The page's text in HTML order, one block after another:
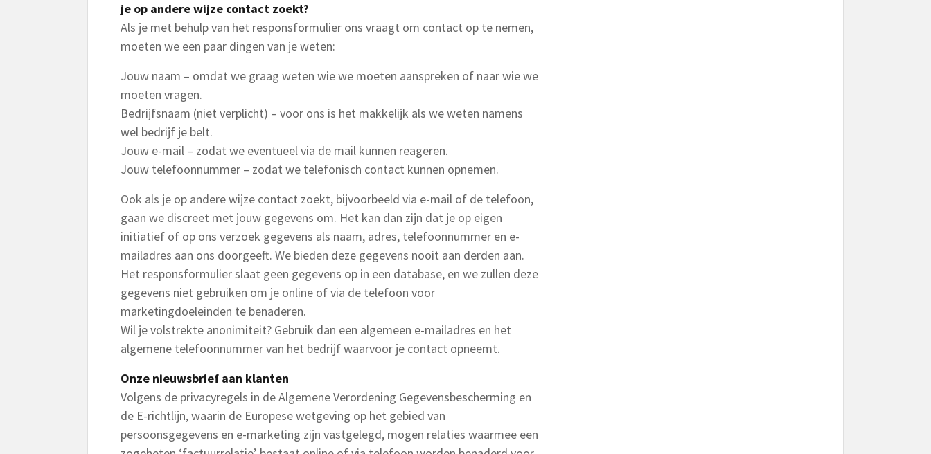
je op andere wijze contact zoekt?
Als je met behulp van het responsformulier ons vraagt om contact op te nemen,
moeten we een paar dingen van je weten:
Jouw naam – omdat we graag weten wie we moeten aanspreken of naar wie we
moeten vragen.
Bedrijfsnaam (niet verplicht) – voor ons is het makkelijk als we weten namens
wel bedrijf je belt.
Jouw e-mail – zodat we eventueel via de mail kunnen reageren.
Jouw telefoonnummer – zodat we telefonisch contact kunnen opnemen.
Ook als je op andere wijze contact zoekt, bijvoorbeeld via e-mail of de telefoon,
gaan we discreet met jouw gegevens om. Het kan dan zijn dat je op eigen
initiatief of op ons verzoek gegevens als naam, adres, telefoonnummer en e-
mailadres aan ons doorgeeft. We bieden deze gegevens nooit aan derden aan.
Het responsformulier slaat geen gegevens op in een database, en we zullen deze
gegevens niet gebruiken om je online of via de telefoon voor
marketingdoeleinden te benaderen.
Wil je volstrekte anonimiteit? Gebruik dan een algemeen e-mailadres en het
algemene telefoonnummer van het bedrijf waarvoor je contact opneemt.
Onze nieuwsbrief aan klanten
Volgens de privacyregels in de Algemene Verordening Gegevensbescherming en
de E-richtlijn, waarin de Europese wetgeving op het gebied van
persoonsgegevens en e-marketing zijn vastgelegd, mogen relaties waarmee een